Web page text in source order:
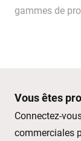
gammes de
Vous êtes
Connectez-
commerciales